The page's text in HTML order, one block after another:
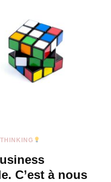
THINKING
C’est à nous